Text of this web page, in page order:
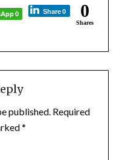
0 Share 0 0
Shares
published. Required
*